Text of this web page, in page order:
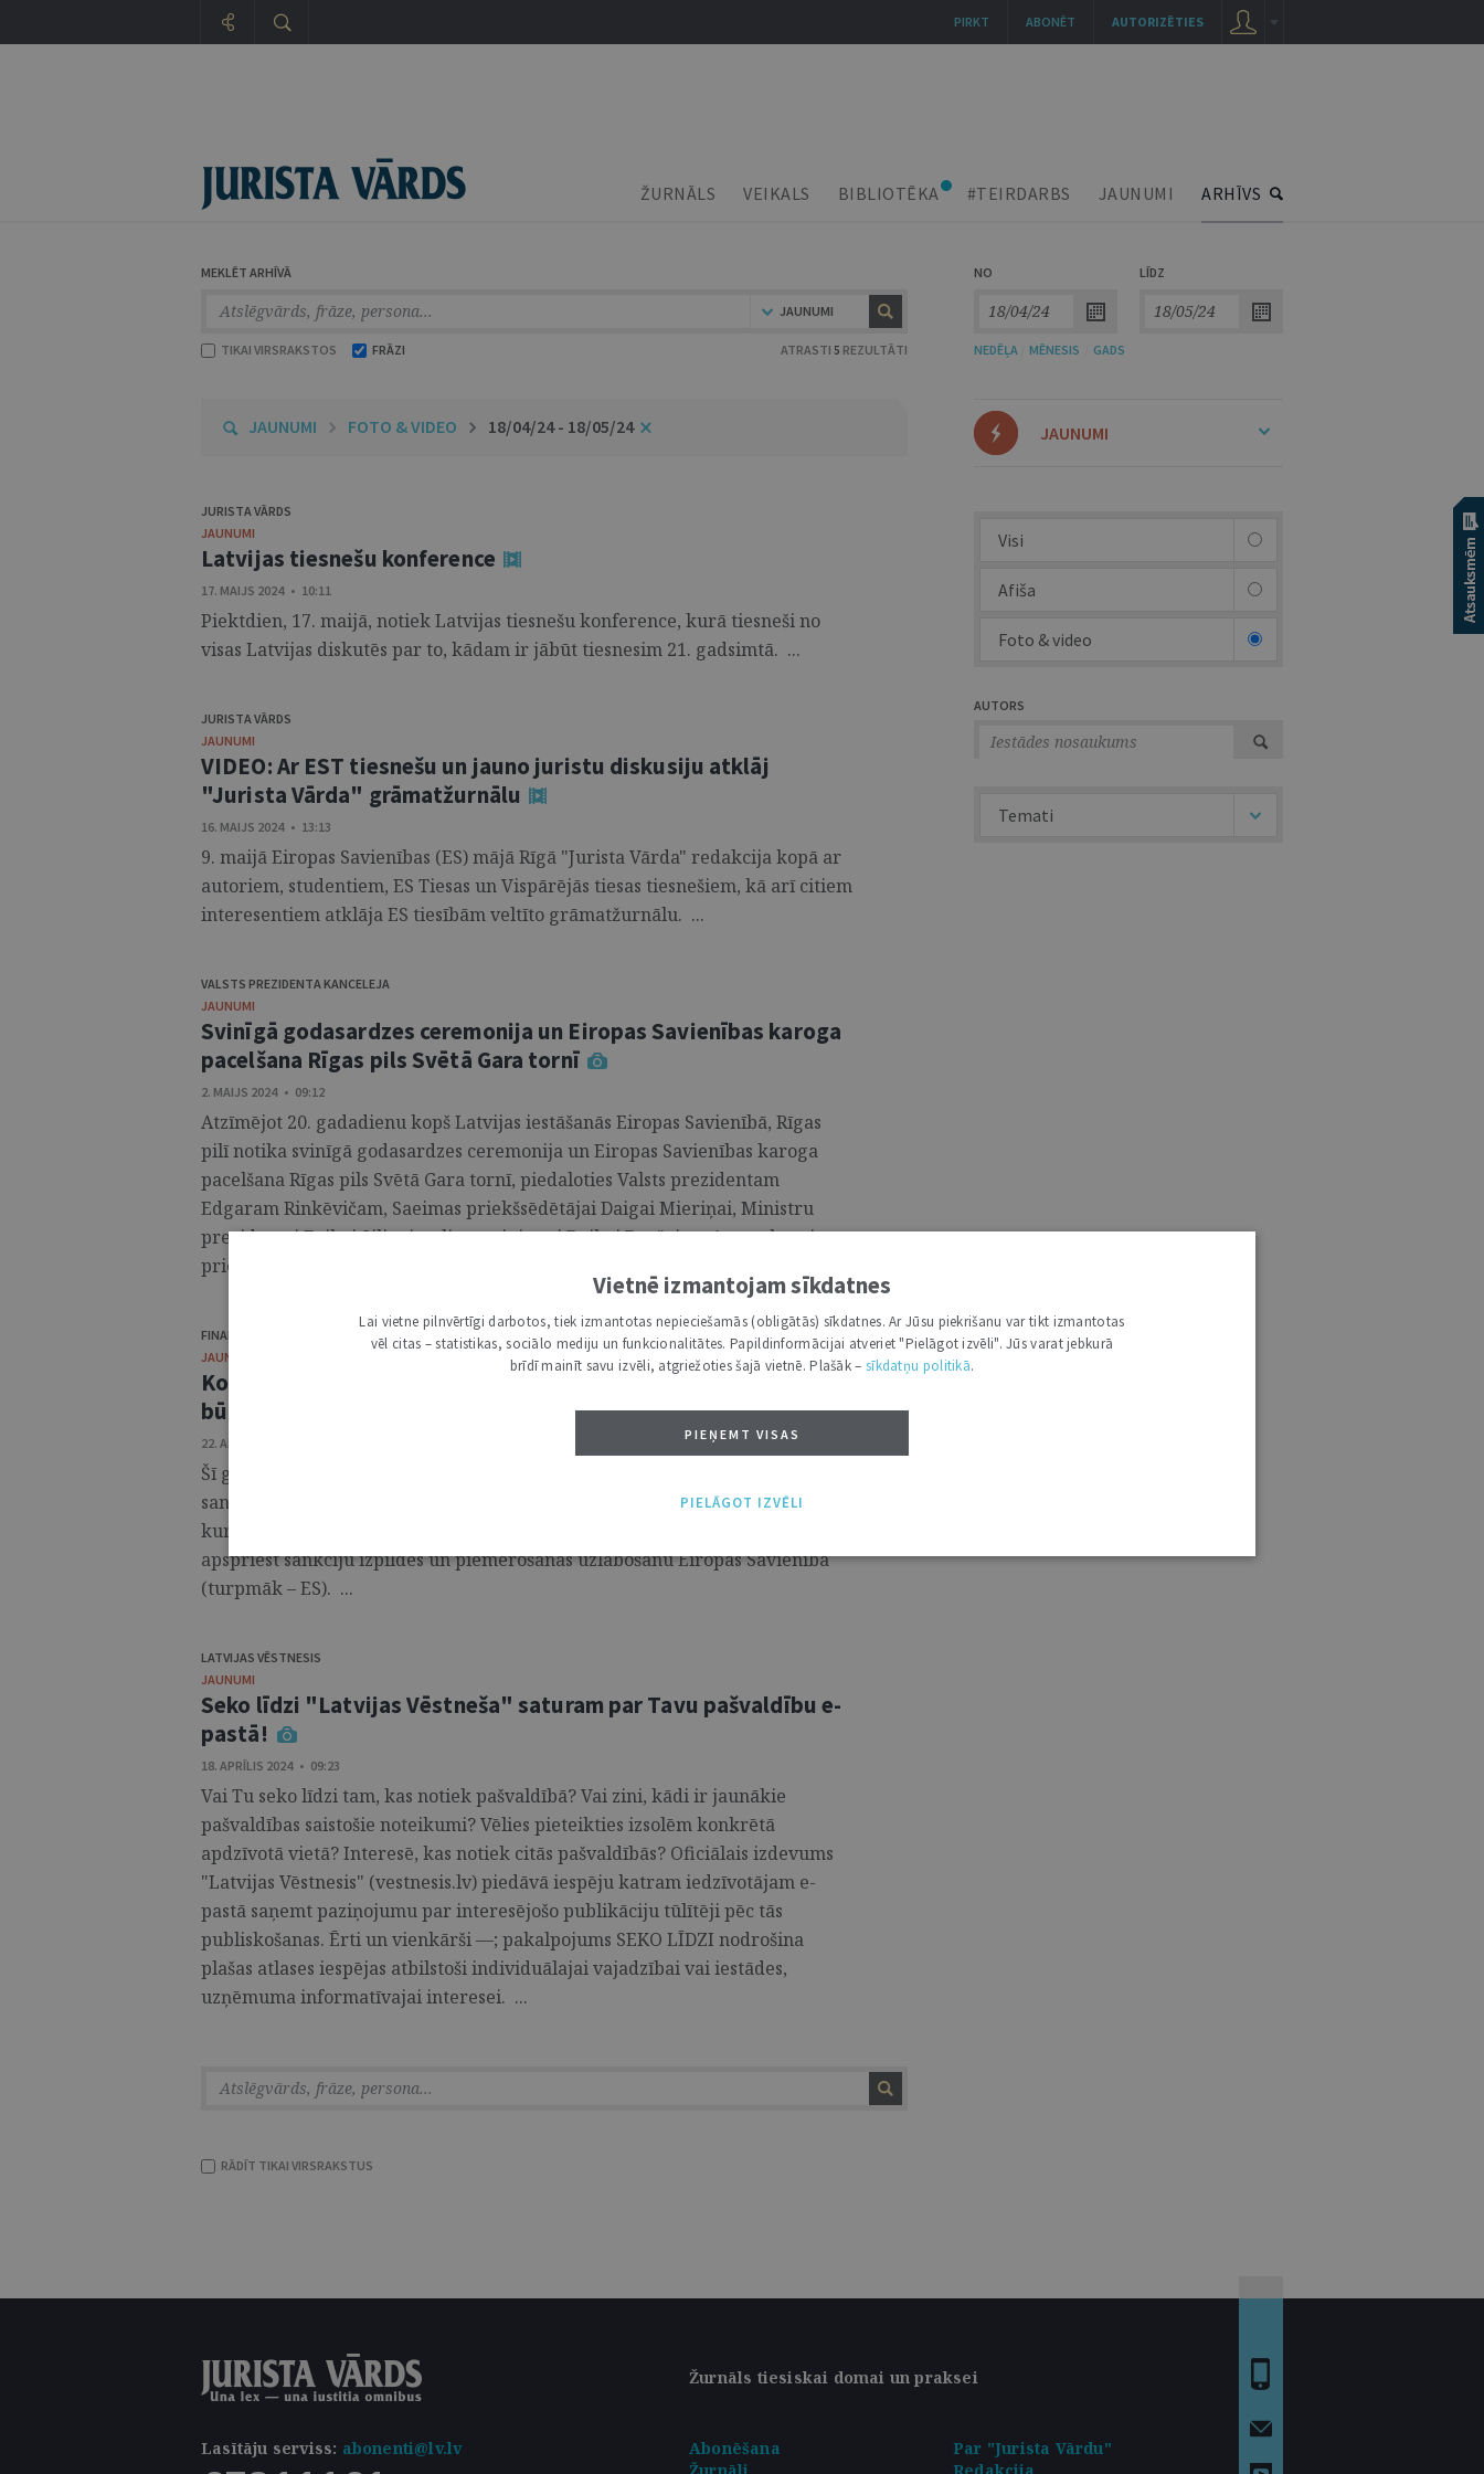
ŽURNĀLS VEIKALS BIBLIOTĒKA #TEIRDARBS JAUNUMI ARHĪVS
MEKLĒT ARHĪVĀ
JAUNUMI
TIKAI VIRSRAKSTOS FRĀZI ATRASTI 5 REZULTĀTI
NO LĪDZ
NEDĒĻA MĒNESIS GADS
JAUNUMI FOTO & VIDEO 18/04/24 - 18/05/24
JURISTA VĀRDS
JAUNUMI
Latvijas tiesnešu konference
17. MAIJS 2024 • 10:11
Piektdien, 17. maijā, notiek Latvijas tiesnešu konference, kurā tiesneši no
visas Latvijas diskutēs par to, kādam ir jābūt tiesnesim 21. gadsimtā. ...
JURISTA VĀRDS
JAUNUMI
VIDEO: Ar EST tiesnešu un jauno juristu diskusiju atklāj
"Jurista Vārda" grāmatžurnālu
16. MAIJS 2024 • 13:13
9. maijā Eiropas Savienības (ES) mājā Rīgā "Jurista Vārda" redakcija kopā ar
autoriem, studentiem, ES Tiesas un Vispārējās tiesas tiesnešiem, kā arī citiem
interesentiem atklāja ES tiesībām veltīto grāmatžurnālu. ...
VALSTS PREZIDENTA KANCELEJA
JAUNUMI
Svinīgā godasardzes ceremonija un Eiropas Savienības karoga
pacelšana Rīgas pils Svētā Gara tornī
2. MAIJS 2024 • 09:12
Atzīmējot 20. gadadienu kopš Latvijas iestāšanās Eiropas Savienībā, Rīgas
pilī notika svinīgā godasardzes ceremonija un Eiropas Savienības karoga
pacelšana Rīgas pils Svētā Gara tornī, piedaloties Valsts prezidentam
Edgaram Rinkēvičam, Saeimas priekšsēdētājai Daigai Mieriņai, Ministru
prezidentei Evikai Siliņai, ārlietu ministrei Baibai Bražei un Augstākās tiesas
priekšsēdētājam Aigaram Strupišam. ...
FINANŠU IZLŪKOŠANAS DIENESTS
JAUNUMI
Konferences “Efektīvas sankcijas: mērķi 2024. gadam”
būtiskākie secinājumi
22. APRĪLIS 2024 • 10:59
Šī gada 19. martā Rīgā norisinājās starptautiskā konference “Efektīvas
sankcijas: mērķi 2024. gadam”, kas pulcēja vairāk nekā 1000 dalībnieku, no
kuriem 100 bija klātienē un 900 – attālināti. Konferences mērķis bija
apspriest sankciju izpildes un piemērošanas uzlabošanu Eiropas Savienībā
(turpmāk – ES). ...
LATVIJAS VĒSTNESIS
JAUNUMI
Seko līdzi "Latvijas Vēstneša" saturam par Tavu pašvaldību e-
pastā!
18. APRĪLIS 2024 • 09:23
Vai Tu seko līdzi tam, kas notiek pašvaldībā? Vai zini, kādi ir jaunākie
pašvaldības saistošie noteikumi? Vēlies pieteikties izsolēm konkrētā
apdzīvotā vietā? Interesē, kas notiek citās pašvaldībās? Oficiālais izdevums
"Latvijas Vēstnesis" (vestnesis.lv) piedāvā iespēju katram iedzīvotājam e-
pastā saņemt paziņojumu par interesējošo publikāciju tūlītēji pēc tās
publiskošanas. Ērti un vienkārši —; pakalpojums SEKO LĪDZI nodrošina
plašas atlases iespējas atbilstoši individuālajai vajadzībai vai iestādes,
uzņēmuma informatīvajai interesei. ...
RĀDĪT TIKAI VIRSRAKSTUS
JAUNUMI
Visi
Afiša
Foto & video
AUTORS
Temati
Žurnāls tiesiskai domai un praksei
Lasītāju serviss: abonenti@lv.lv Abonēšana
Par "Jurista Vārdu"
AUTORIZĒTIES
ABONĒT
PIRKT
Vietnē izmantojam sīkdatnes
Lai vietne pilnvērtīgi darbotos, tiek izmantotas nepieciešamās (obligātās) sīkdatnes. Ar Jūsu piekrišanu var tikt izmantotas
vēl citas – statistikas, sociālo mediju un funkcionalitātes. Papildinformācijai atveriet "Pielāgot izvēli". Jūs varat jebkurā
brīdī mainīt savu izvēli, atgriežoties šajā vietnē. Plašāk – sīkdatņu politikā.
PIEŅEMT VISAS
PIELĀGOT IZVĒLI